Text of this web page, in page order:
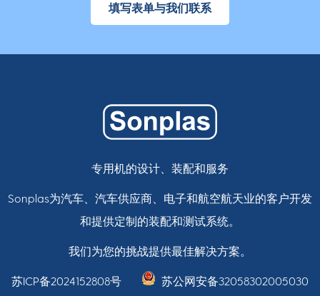
填写表单与我们联系
专用机的设计、装配和服务
Sonplas为汽车、汽车供应商、电子和航空航天业的客户开发
和提供定制的装配和测试系统。
我们为您的挑战提供最佳解决方案。
苏ICP备2024152808号
苏公网安备32058302005030